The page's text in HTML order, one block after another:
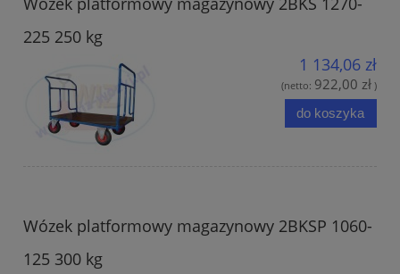
225 250 kg
1 134,06 zł
(netto: 922,00 zł )
do koszyka
Wózek platformowy magazynowy 2BKSP 1060-
125 300 kg